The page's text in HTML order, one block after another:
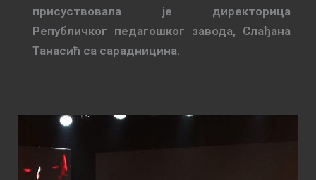
присуствовала је директорица
Републичког педагошког завода, Слађана
Танасић са сарадницина.